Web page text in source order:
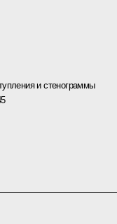
и стенограммы